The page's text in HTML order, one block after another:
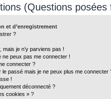
(Questions posées
et d’enregistrement
?
mais je n’y parviens pas !
ne peux pas me connecter !
connecter ?
passé mais je ne peux plus me connecter
!
déconnecté ?
cookies » ?